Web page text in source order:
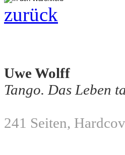
zurück
Uwe Wolff
Tango. Das Leben
241 Seiten,